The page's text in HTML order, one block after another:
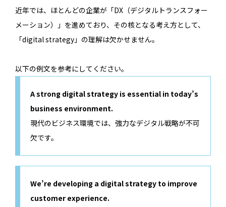
近年では、ほとんどの企業が「DX（デジタルトランスフォー
メーション）」を進めており、その核となる考え方として、
「digital strategy」の理解は欠かせません。
以下の例文を参考にしてください。
A strong digital strategy is essential in today’s
business environment.
現代のビジネス環境では、強力なデジタル戦略が不可
欠です。
We’re developing a digital strategy to improve
customer experience.